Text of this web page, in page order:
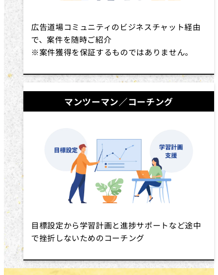
広告道場コミュニティのビジネスチャット経由
で、案件を随時ご紹介
※案件獲得を保証するものではありません。
マンツーマン／コーチング
目標設定から学習計画と進捗サポートなど途中
で挫折しないためのコーチング